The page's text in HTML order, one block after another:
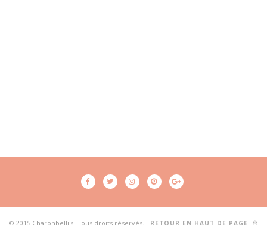
© 2015 Charonbelli's. Tous droits réservés. RETOUR EN HAUT DE PAGE